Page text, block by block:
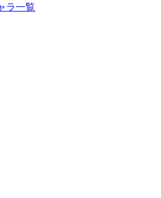
ラ一覧